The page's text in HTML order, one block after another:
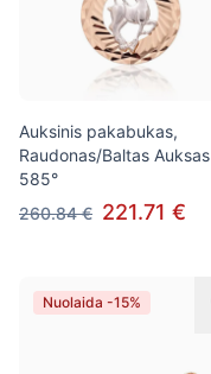
Auksinis pakabukas,
Raudonas/Baltas Auksas
585°
260.84 € 221.71 €
Nuolaida -15%